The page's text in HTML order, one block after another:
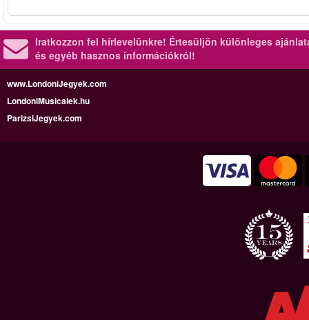
Iratkozzon fel hírlevelünkre! Értesüljön különleges
és egyéb hasznos információkról!
www.LondoniJegyek.com
LondoniMusicalek.hu
ParizsiJegyek.com